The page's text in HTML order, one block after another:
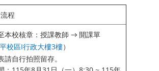
程
本校核章：授課教師 → 開課單
校區I行政大樓3樓）
自行拍照留存。